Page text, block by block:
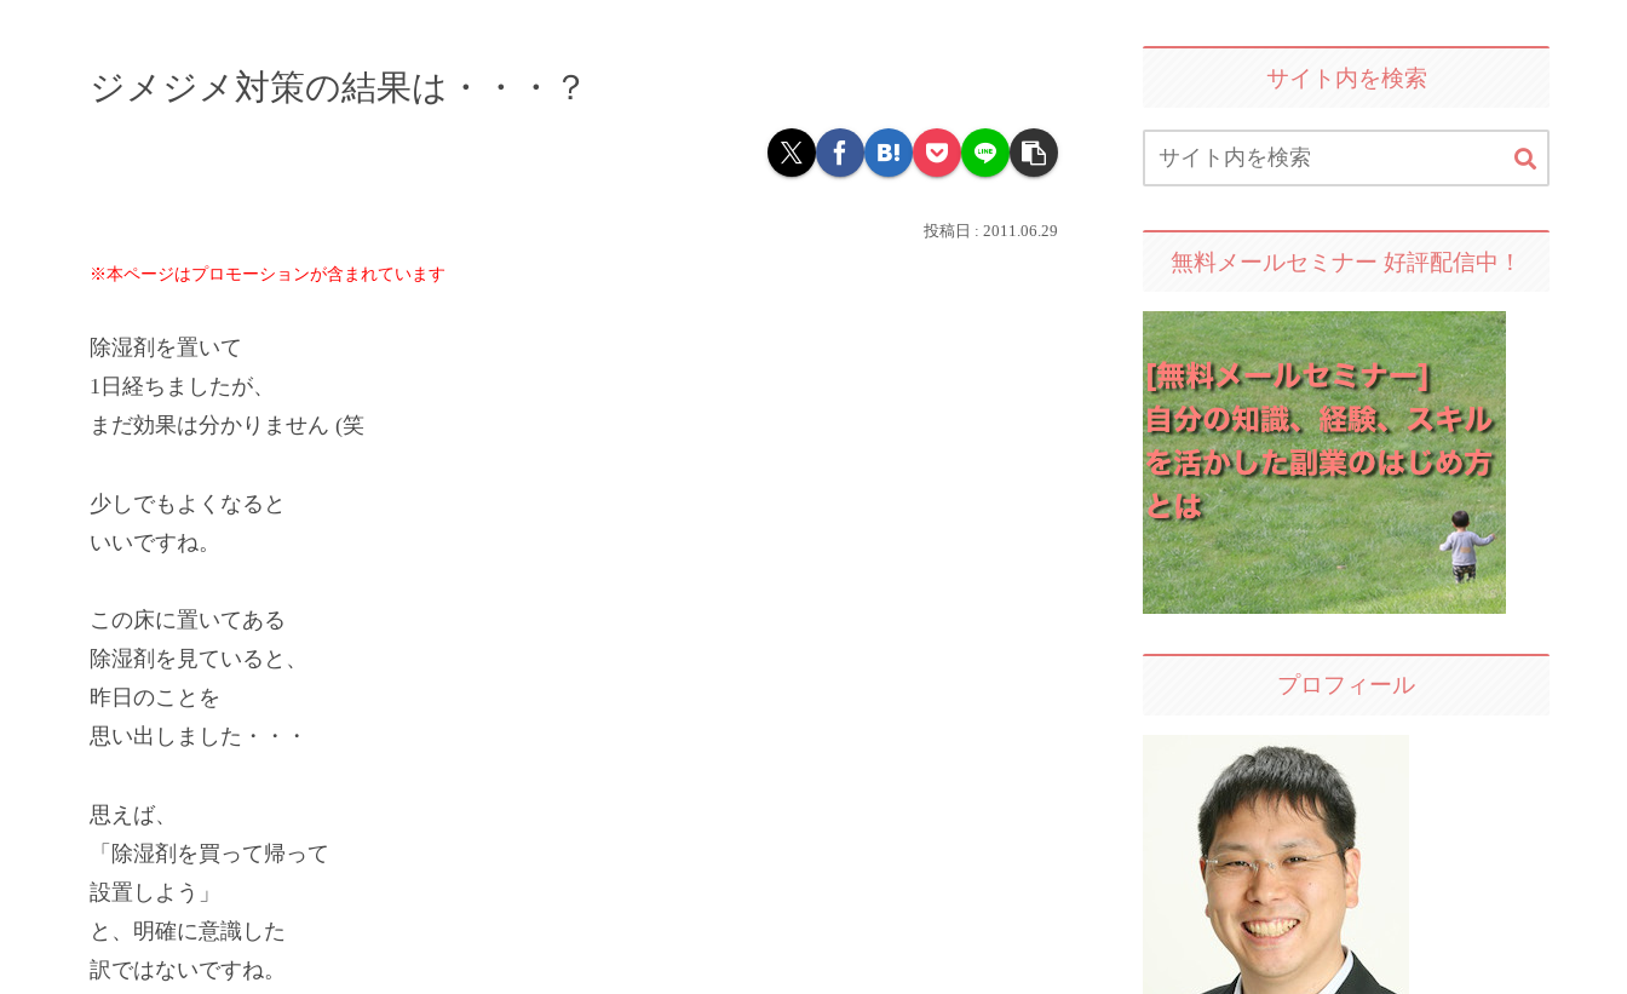
ジメジメ対策の結果は・・・？
2011.06.29
※本ページはプロモーションが含まれています
除湿剤を置いて
1日経ちましたが、
まだ効果は分かりません (笑
少しでもよくなると
いいですね。
この床に置いてある
除湿剤を見ていると、
昨日のことを
思い出しました・・・
思えば、
「除湿剤を買って帰って
設置しよう」
と、明確に意識した
訳ではないですね。
サイト内を検索
無料メールセミナー 好評配信中！
プロフィール